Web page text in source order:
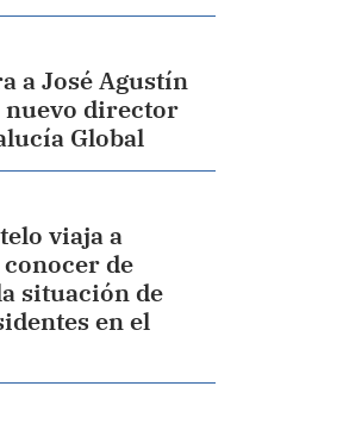
a José Agustín
nuevo director
Global
viaja a
de
situación de
en el